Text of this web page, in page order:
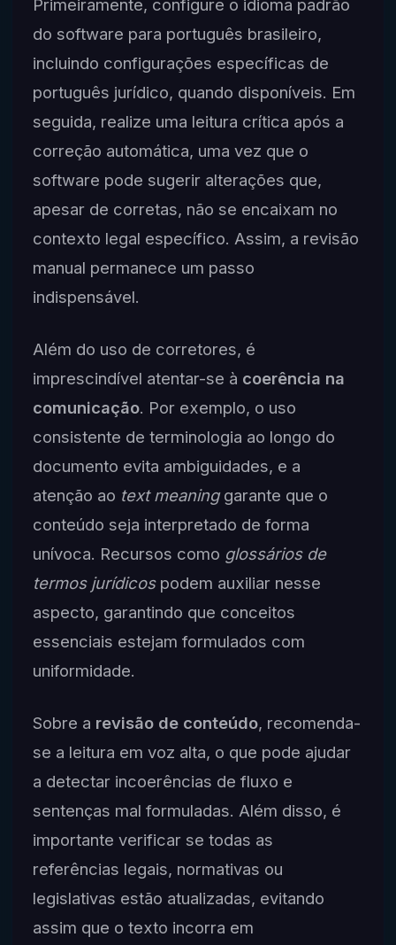
Primeiramente, configure o idioma padrão
do software para português brasileiro,
incluindo configurações específicas de
português jurídico, quando disponíveis. Em
seguida, realize uma leitura crítica após a
correção automática, uma vez que o
software pode sugerir alterações que,
apesar de corretas, não se encaixam no
contexto legal específico. Assim, a revisão
manual permanece um passo
indispensável.
Além do uso de corretores, é
imprescindível atentar-se à coerência na
comunicação. Por exemplo, o uso
consistente de terminologia ao longo do
documento evita ambiguidades, e a
atenção ao text meaninggarante que o
conteúdo seja interpretado de forma
unívoca. Recursos como glossários de
termos jurídicospodem auxiliar nesse
aspecto, garantindo que conceitos
essenciais estejam formulados com
uniformidade.
Sobre a revisão de conteúdo, recomenda-
se a leitura em voz alta, o que pode ajudar
a detectar incoerências de fluxo e
sentenças mal formuladas. Além disso, é
importante verificar se todas as
referências legais, normativas ou
legislativas estão atualizadas, evitando
assim que o texto incorra em